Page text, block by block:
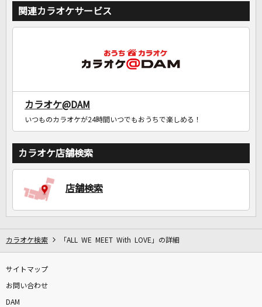
関連カラオケサービス
カラオケ@DAM
いつものカラオケが24時間いつでもおうちで楽しめる！
カラオケ店舗検索
店舗検索
カラオケ検索 「ALL WE MEET With LOVE」の詳細
サイトマップ
お問い合わせ
DAM